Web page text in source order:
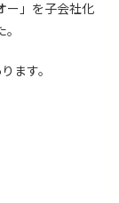
ー」を子会社化
ます。